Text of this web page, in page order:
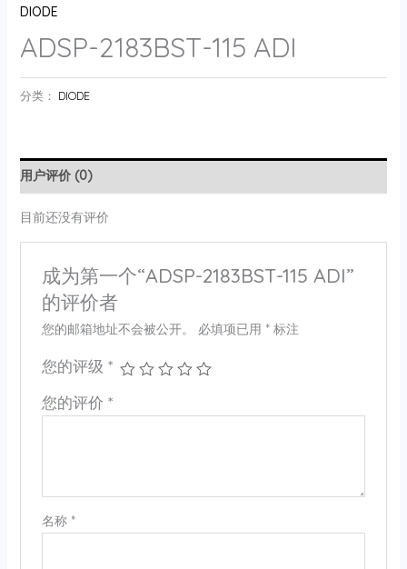
DIODE
ADSP-2183BST-115 ADI
分类： DIODE
用户评价 (0)
目前还没有评价
成为第一个“ADSP-2183BST-115 ADI”
的评价者
您的邮箱地址不会被公开。 必填项已用 *标注
您的评级 *
您的评价 *
名称 *